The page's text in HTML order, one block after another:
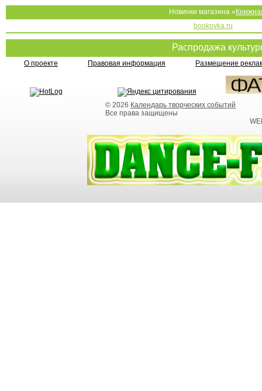
Новинки магазина «
bookovka.ru
Распродажа
О проекте Правовая информация Размещение
© 2026 Календарь творческих событий
Все права защищены